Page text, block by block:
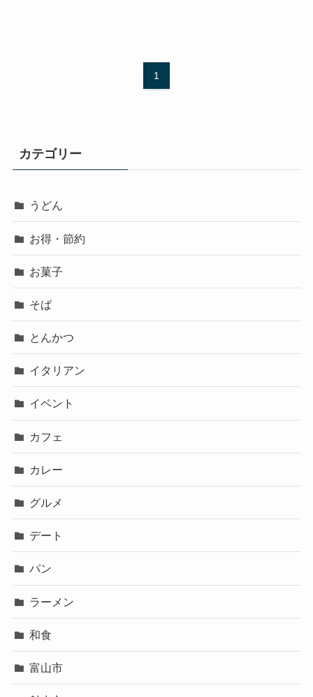
1
カテゴリー
うどん
お得・節約
お菓子
そば
とんかつ
イタリアン
イベント
カフェ
カレー
グルメ
デート
パン
ラーメン
和食
富山市